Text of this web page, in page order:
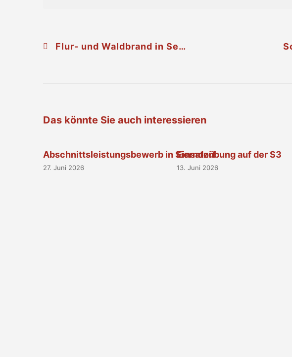
Flur- und Waldbrand in Seyring
Das könnte Sie auch interessieren
Abschnittsleistungsbewerb in Sierndorf
27. Juni 2026
Einsatzübung auf der S3
13. Juni 2026